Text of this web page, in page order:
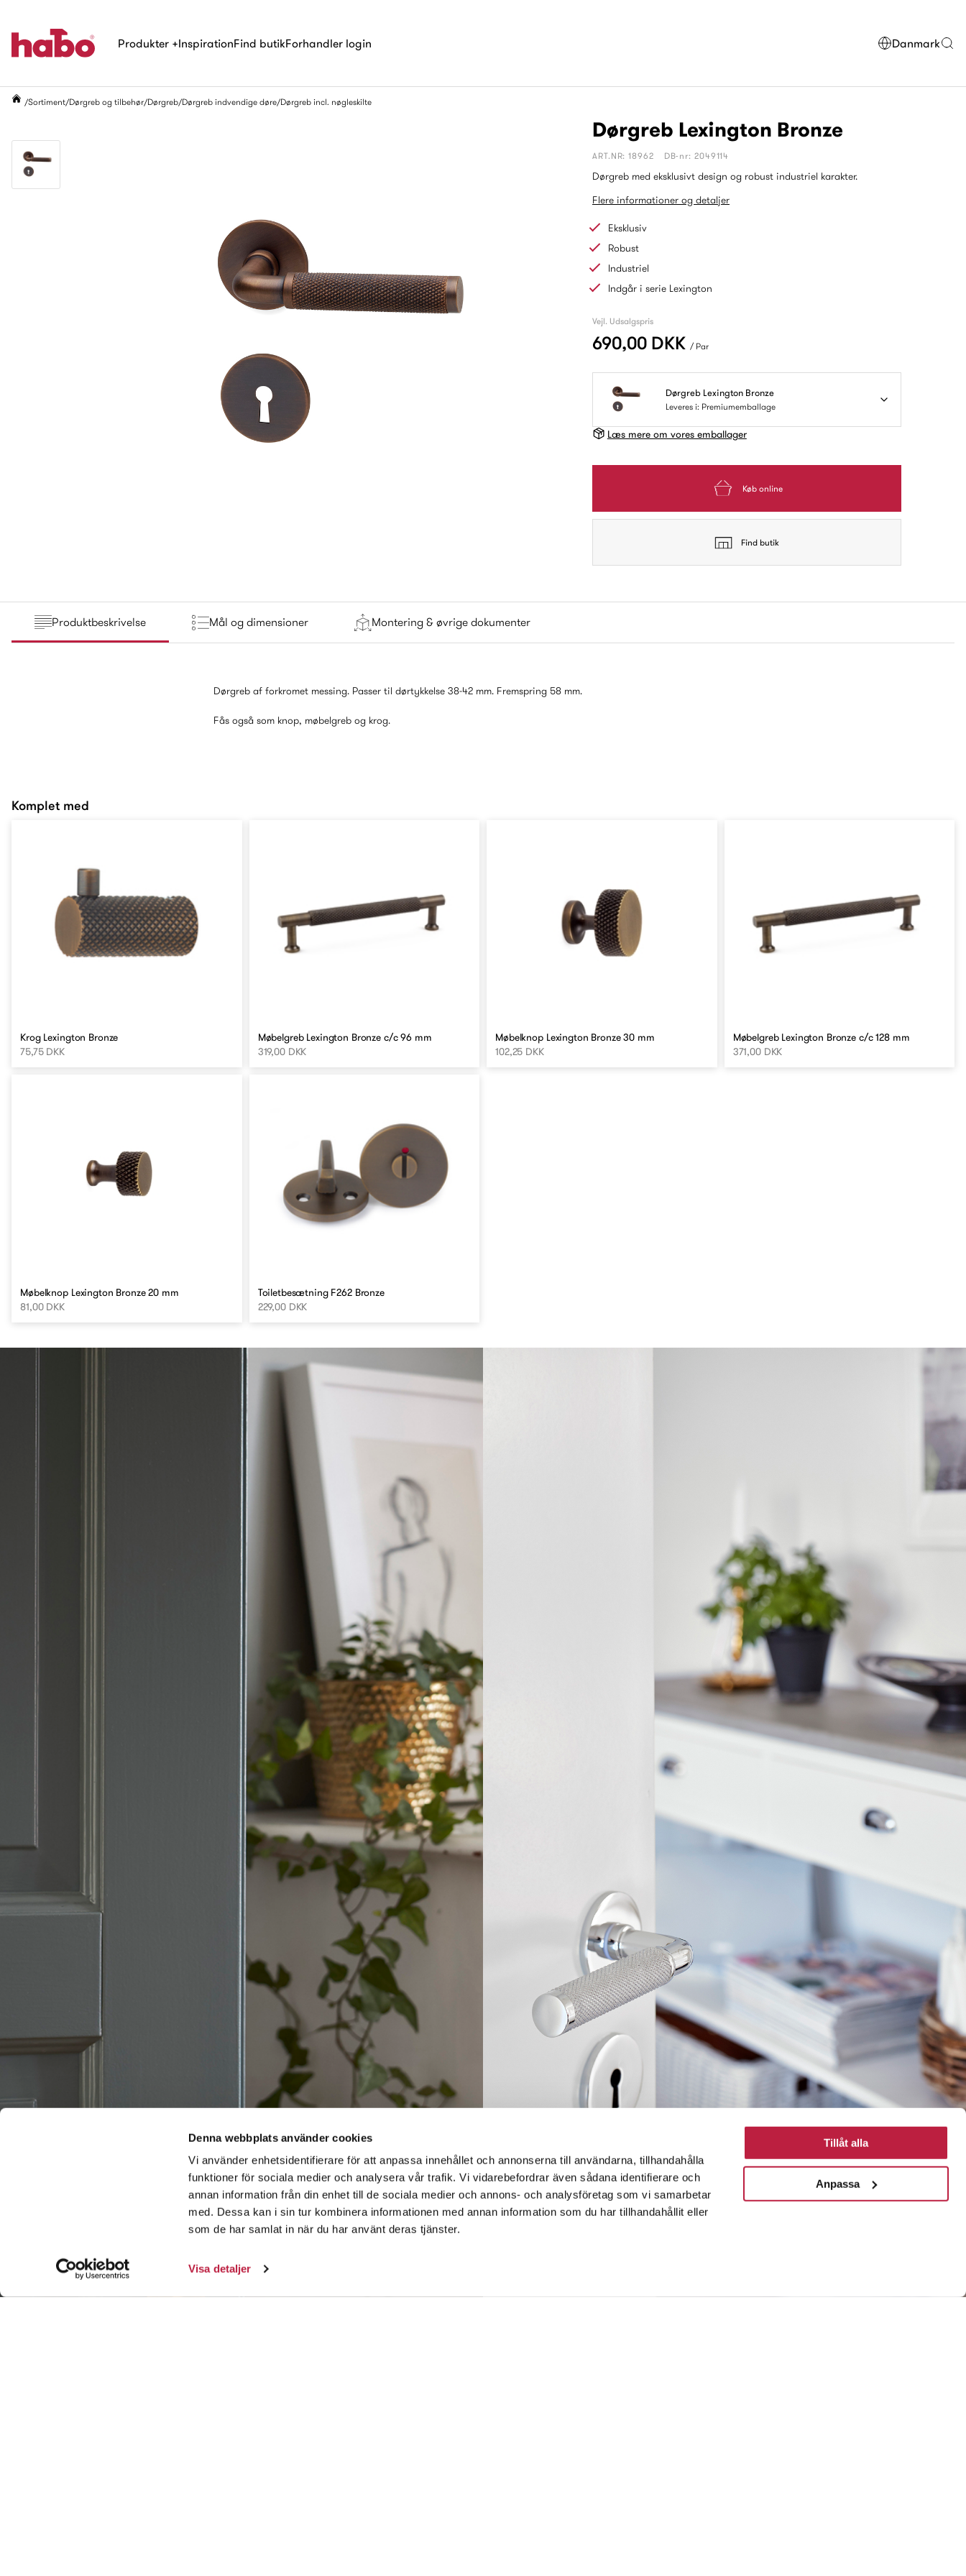
Denna webbplats använder cookies
Vi använder enhetsidentifierare för att anpassa innehållet och annonserna till användarna, tillhandahålla
funktioner för sociala medier och analysera vår trafik. Vi vidarebefordrar även sådana identifierare och
annan information från din enhet till de sociala medier och annons- och analysföretag som vi samarbetar
med. Dessa kan i sin tur kombinera informationen med annan information som du har tillhandahållit eller
som de har samlat in när du har använt deras tjänster.
Visa detaljer
Tillåt alla
Anpassa
Produkter +InspirationFind butikForhandler login Danmark
Sortiment Dørgreb og tilbehør Dørgreb Dørgreb indvendige døre Dørgreb incl. nøgleskilte
Dørgreb Lexington Bronze
ART.NR: 18962 DB-nr: 2049114
Dørgreb med eksklusivt design og robust industriel karakter.
Flere informationer og detaljer
Eksklusiv
Robust
Industriel
Indgår i serie Lexington
Vejl. Udsalgspris
690,00 DKK / Par
Dørgreb Lexington Bronze
Leveres i: Premiumemballage
Læs mere om vores emballager
Køb online
Find butik
Produktbeskrivelse Mål og dimensioner Montering & øvrige dokumenter
Dørgreb af forkromet messing. Passer til dørtykkelse 38-42 mm. Fremspring 58 mm.
Fås også som knop, møbelgreb og krog.
Komplet med
Krog Lexington Bronze
75,75 DKK
Møbelgreb Lexington Bronze c/c 96 mm
319,00 DKK
Møbelknop Lexington Bronze 30 mm
102,25 DKK
Møbelgreb Lexington Bronze c/c 128 mm
371,00 DKK
Møbelknop Lexington Bronze 20 mm
81,00 DKK
Toiletbesætning F262 Bronze
229,00 DKK